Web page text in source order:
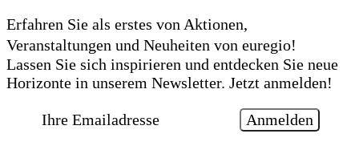
Erfahren Sie als erstes von Aktionen,
Veranstaltungen und Neuheiten von euregio!
Lassen Sie sich inspirieren und entdecken Sie neue
Horizonte in unserem Newsletter. Jetzt anmelden!